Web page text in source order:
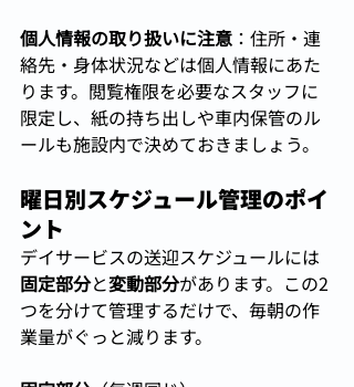
個人情報の取り扱いに注意 ：住所・連
絡先・身体状況などは個人情報にあた
ります。閲覧権限を必要なスタッフに
限定し、紙の持ち出しや車内保管のル
ールも施設内で決めておきましょう。
曜日別スケジュール管理のポイ
ント
デイサービスの送迎スケジュールには
固定部分と変動部分があります。この2
つを分けて管理するだけで、毎朝の作
業量がぐっと減ります。